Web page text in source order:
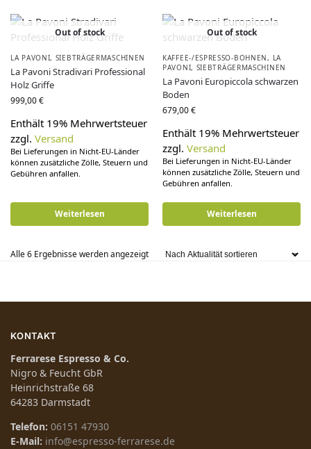
Out of stock
LA PAVONI, SIEBTRÄGERMASCHINEN
La Pavoni Stradivari Professional
Holz Griffe
999,00€
Enthält 19% Mehrwertsteuer
zzgl. Versand
Bei Lieferungen in Nicht-EU-Länder
können zusätzliche Zölle, Steuern und
Gebühren anfallen.
Weiterlesen
Out of stock
KAFFEE-/ESPRESSO-BOHNEN, LA
PAVONI, SIEBTRÄGERMASCHINEN
La Pavoni Europiccola schwarzen
Boden
679,00€
Enthält 19% Mehrwertsteuer
zzgl. Versand
Bei Lieferungen in Nicht-EU-Länder
können zusätzliche Zölle, Steuern und
Gebühren anfallen.
Weiterlesen
Alle 6 Ergebnisse werden angezeigt
KONTAKT
Ferrarese Espresso & Co.
Nigro & Feucht GbR
Heinrichstraße 68
64283 Darmstadt
Telefon: 06151 47930
E-Mail: info@espresso-ferrarese.de